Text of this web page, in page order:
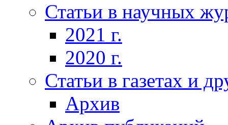
Статьи в научных
2021 г.
2020 г.
Статьи в газетах и
Архив